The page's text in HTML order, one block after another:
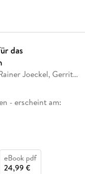
das
Joeckel, Gerrit
- erscheint am:
eBook pdf
24,99 €